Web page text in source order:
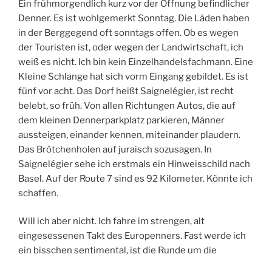
Ein frühmorgendlich kurz vor der Öffnung befindlicher
Denner. Es ist wohlgemerkt Sonntag. Die Läden haben
in der Berggegend oft sonntags offen. Ob es wegen
der Touristen ist, oder wegen der Landwirtschaft, ich
weiß es nicht. Ich bin kein Einzelhandelsfachmann. Eine
Kleine Schlange hat sich vorm Eingang gebildet. Es ist
fünf vor acht. Das Dorf heißt Saignelégier, ist recht
belebt, so früh. Von allen Richtungen Autos, die auf
dem kleinen Dennerparkplatz parkieren, Männer
aussteigen, einander kennen, miteinander plaudern.
Das Brötchenholen auf juraisch sozusagen. In
Saignelégier sehe ich erstmals ein Hinweisschild nach
Basel. Auf der Route 7 sind es 92 Kilometer. Könnte ich
schaffen.
Will ich aber nicht. Ich fahre im strengen, alt
eingesessenen Takt des Europenners. Fast werde ich
ein bisschen sentimental, ist die Runde um die